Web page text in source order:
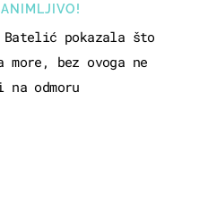
Batelić pokazala što
more, bez ovoga ne
na odmoru